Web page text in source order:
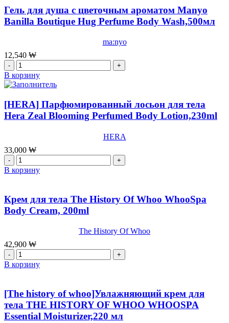
душа
medicube
Body
Wash
2.0,400мл
Гель для душа с цветочным ароматом Manyo
Banilla Boutique Hug Perfume Body Wash,500мл
ma:nyo
12,540 ₩
Количество
товара
Гель
душа
с
цветочным
Banilla
Boutique
Hug
Perfume
В корзину
[HERA] Парфюмированный лосьон для тела
Hera Zeal Blooming Perfumed Body Lotion,230ml
HERA
33,000 ₩
Количество
товара
[HERA]
для
тела
Blooming
Perfumed
Body
Lotion,230ml
В корзину
Крем для тела The History Of Whoo WhooSpa
Body Cream, 200ml
The History Of Whoo
42,900 ₩
Количество
товара
Крем
тела
The
History
Of
В корзину
[The history of whoo]Увлажняющий крем для
тела THE HISTORY OF WHOO WHOOSPA
Essential Moisturizer,220 мл